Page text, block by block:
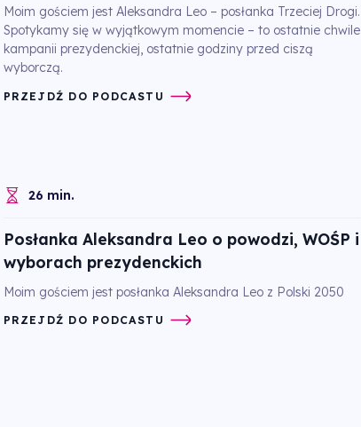
Moim gościem jest Aleksandra Leo – posłanka Trzeciej Drogi.
Spotykamy się w wyjątkowym momencie – to ostatnie chwile
kampanii prezydenckiej, ostatnie godziny przed ciszą
wyborczą.
PRZEJDŹ DO PODCASTU
26 min.
Posłanka Aleksandra Leo o powodzi, WOŚP i
wyborach prezydenckich
Moim gościem jest posłanka Aleksandra Leo z Polski 2050
PRZEJDŹ DO PODCASTU